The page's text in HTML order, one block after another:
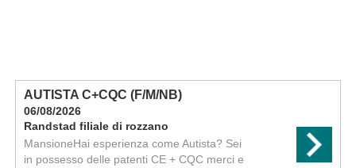
AUTISTA C+CQC (F/M/NB)
06/08/2026
Randstad filiale di rozzano
MansioneHai esperienza come Autista? Sei
in possesso delle patenti CE + CQC merci e